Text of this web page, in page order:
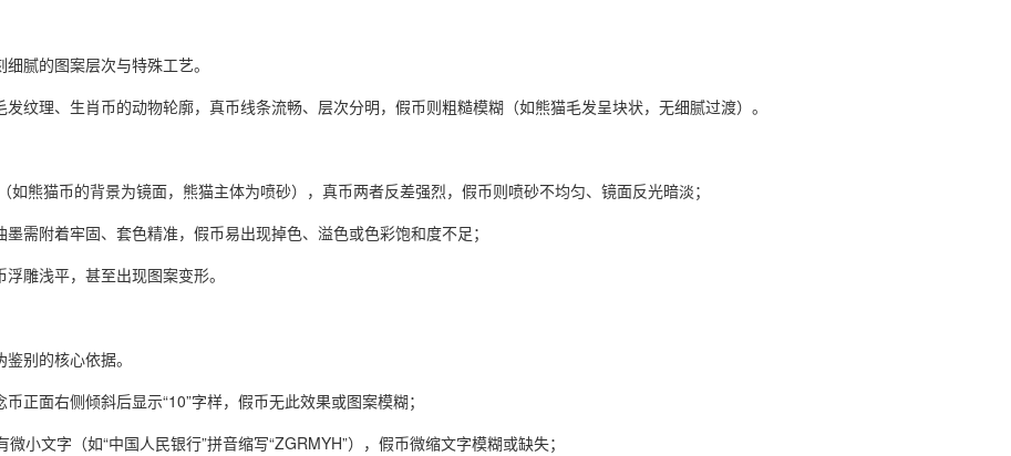
腻的图案层次与特殊工艺。
纹理、生肖币的动物轮廓，真币线条流畅、层次分明，假币则粗糙模糊（如熊猫毛发呈块状，无细腻过渡）。
如熊猫币的背景为镜面，熊猫主体为喷砂），真币两者反差强烈，假币则喷砂不均匀、镜面反光暗淡；
需附着牢固、套色精准，假币易出现掉色、溢色或色彩饱和度不足；
雕浅平，甚至出现图案变形。
别的核心依据。
正面右侧倾斜后显示“10”字样，假币无此效果或图案模糊；
小文字（如“中国人民银行”拼音缩写“ZGRMYH”），假币微缩文字模糊或缺失；